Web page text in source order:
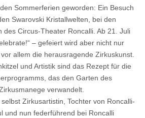
Sommerferien geworden: Ein Besuch
Swarovski Kristallwelten, bei den
des Circus-Theater Roncalli. Ab 21. Juli
– gefeiert wird aber nicht nur
allem die herausragende Zirkuskunst.
und Artistik sind das Rezept für die
das den Garten des
verwandelt.
selbst Zirkusartistin, Tochter von Roncalli-
und nun federführend bei Roncalli